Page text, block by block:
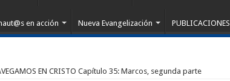
en acción Nueva Evangelización PUBLICACIONES
EN CRISTO Capítulo 35: Marcos, segunda parte